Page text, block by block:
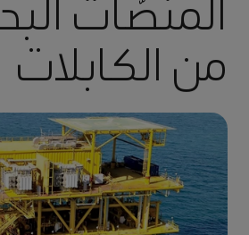
المنصَّات
من الكابلات